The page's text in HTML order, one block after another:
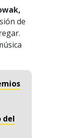
de
del